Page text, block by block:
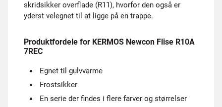
skridsikker overflade (R11), hvorfor den også er
yderst velegnet til at ligge på en trappe.
Produktfordele for KERMOS Newcon Flise R10A
7REC
Egnet til gulvvarme
Frostsikker
En serie der findes i flere farver og størrelser